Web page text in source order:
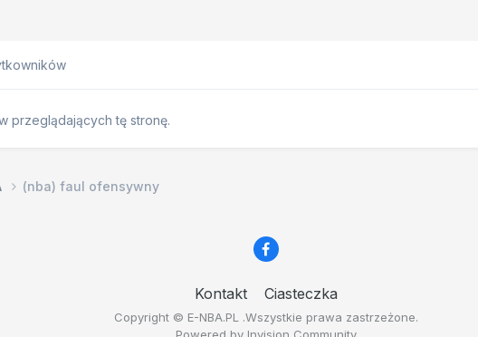
przeglądających tę stronę.
(nba) faul ofensywny
Kontakt Ciasteczka
Copyright © E-NBA.PL .Wszystkie prawa zastrzeżone.
Powered by Invision Community